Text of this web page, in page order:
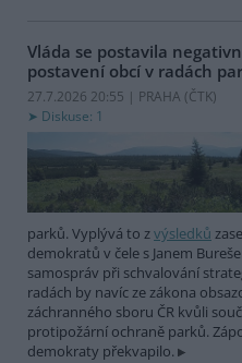
Vláda se postavila
postavení obcí v radách
27.7.2026 20:55 | PRAHA (ČTK)
Diskuse: 1
parků. Vyplývá to zvýsledků
demokratů v čele s Janem
samospráv při schvalování
radách by navíc ze zákona
záchranného sboru ČR kvůli
protipožární ochraně parků.
demokraty překvapilo.